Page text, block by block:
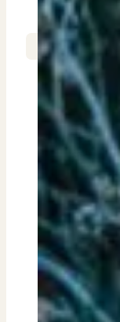
De
Diensten
Verkoop
Samen
Taxatie
Voldoe
Stille
Verkoop
Vraagt
Verhuren
Verhuur
2 min. leestijd